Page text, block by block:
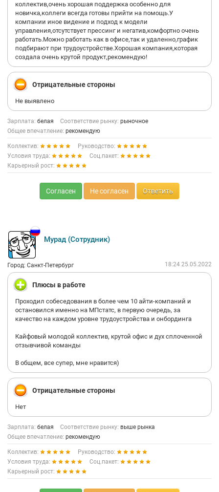
коллектив,очень хорошая поддержка особенно для
новичка,коллеги всегда готовы прийти на помощь.У
компании иное видение и подход к модели
управления,отсутствует прессинг и негатив,комфортно очень
работать.Можно работать как в офисе,так и удаленно,график
подбирают при трудоустройстве.Хорошая компания,которая
создала очень крутой продукт,рекомендую!
Отрицательные стороны
Не выявлено
Зарплата: белая Соответствие рынку: рыночное
Общее впечатление: рекомендую
Коллектив:
Руководство:
Условия труда:
Соц.пакет:
Карьерный рост:
Согласен Не согласен Ответить
Мурад (Сотрудник)
Город: Санкт-Петербург 18:24 25.05.2022
Плюсы в работе
Проходил собеседования в более чем 10 айти-компаний и
остановился именно на МПстатс, в первую очередь, за
качество на каждом уровне трудоустройства и онбординга
Кайфовый молодой коллектив, крутой офис и дух сплоченной
отзывчивой команды
В общем, все супер, мне нравится)
Отрицательные стороны
Нет
Зарплата: белая Соответствие рынку: выше рынка
Общее впечатление: рекомендую
Коллектив:
Руководство:
Условия труда:
Соц.пакет:
Карьерный рост: